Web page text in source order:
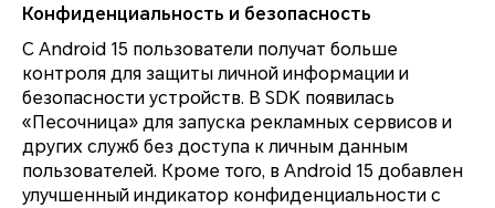
Конфиденциальность и безопасность
С Android 15 пользователи получат больше
контроля для защиты личной информации и
безопасности устройств. В SDK появилась
«Песочница» для запуска рекламных сервисов и
других служб без доступа к личным данным
пользователей. Кроме того, в Android 15 добавлен
улучшенный индикатор конфиденциальности с